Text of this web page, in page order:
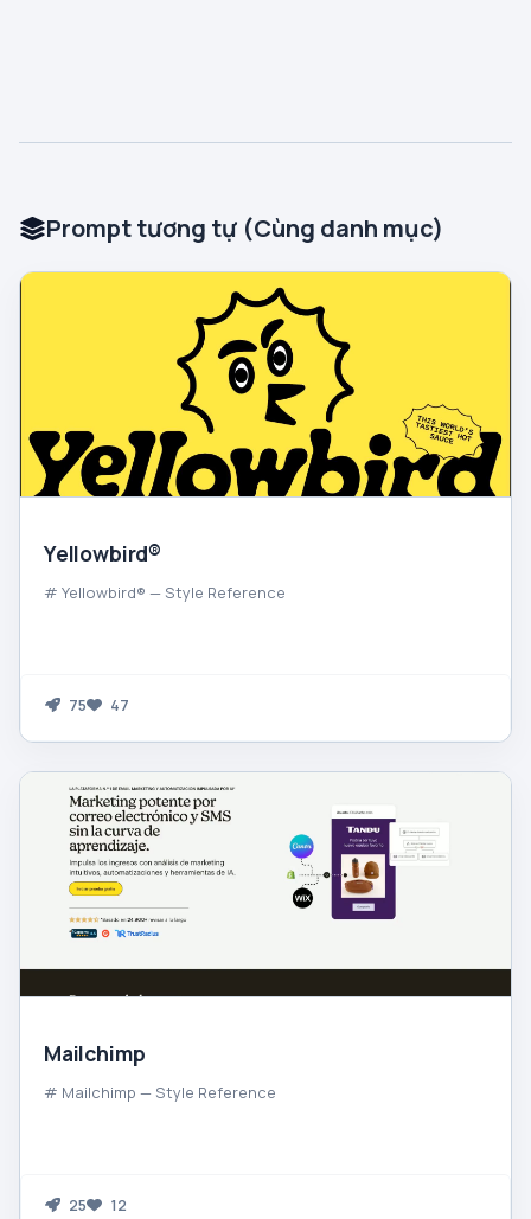
Prompt tương tự (Cùng danh mục)
Yellowbird®
# Yellowbird® — Style Reference
75 47
Mailchimp
# Mailchimp — Style Reference
25 12